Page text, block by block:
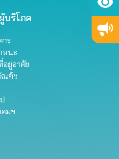
บริโภค
าร
หนะ
อยู่อาศัย
ณฑ์ฯ
คมฯ